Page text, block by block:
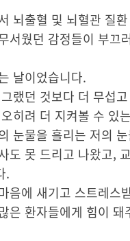
뇌출혈 및 뇌혈관 질
서웠던 감정들이 부
날이었습니다.
랬던 것보다 더 무섭
히려 더 지켜볼 수 있
눈물을 흘리는 저의
도 못 드리고 나왔고,
.
음에 새기고 스트레스
은 환자들에게 힘이 돼